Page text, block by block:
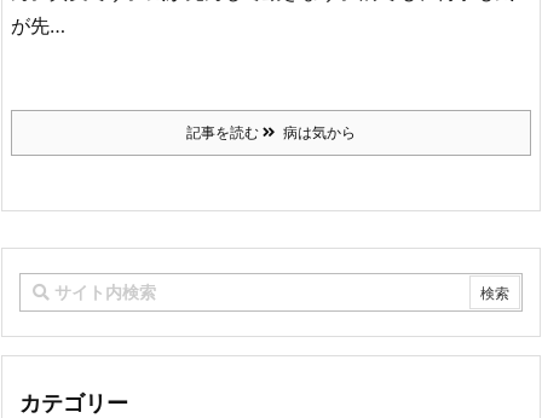
が先…
記事を読む 病は気から
カテゴリー